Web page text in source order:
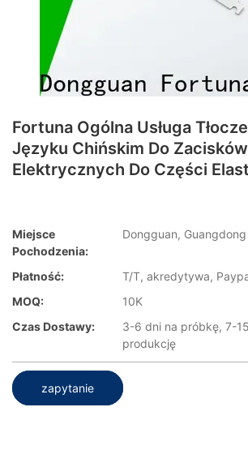
Fortuna Ogólna Usługa
Języku Chińskim Do Zacisków
Elektrycznych Do Części
Miejsce
Pochodzenia:
Dongguan, Guangdong
Płatność:
T/T, akredytywa,
MOQ:
10K
Czas Dostawy:
3-6 dni na próbkę, 7-
produkcję
zapytanie